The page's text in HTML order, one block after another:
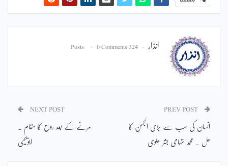
انذار 324 Posts
0 Comments
انسان کی سب سے بڑی الجھن کا
حل ۔ محمد تہامی بشر علوی
NEXT POST
مرنے کے بعد روح کا مقام ۔
ابویحییٰ